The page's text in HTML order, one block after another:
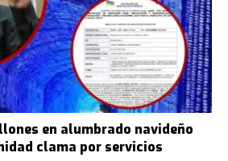
en alumbrado navideño
clama por servicios